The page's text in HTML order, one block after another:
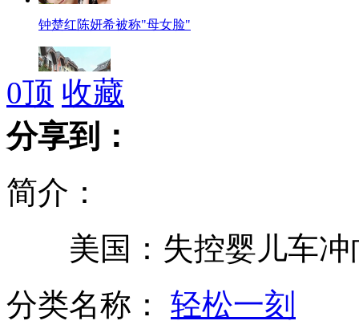
钟楚红陈妍希被称"母女脸"
广东惠州"复制"著名奥地利村庄
李娜法网逆转美国新秀 晋级16强
0顶 收藏
分享到：
简介：
美国：失控婴儿车冲
分类名称： 轻松一刻